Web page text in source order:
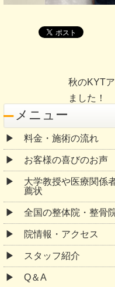
秋のKYT
ました！
メニュー
料金・施術の流れ
お客様の喜びのお声
大学教授や医療関係
薦状
全国の整体院・整骨
院情報・アクセス
スタッフ紹介
Q＆A